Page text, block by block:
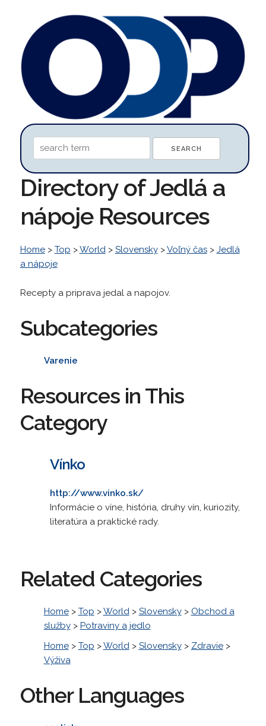
Directory of Jedlá a
nápoje Resources
Home> Top >World> Slovensky>Voľný čas> Jedlá
a nápoje
Recepty a priprava jedal a napojov.
Subcategories
Varenie
Resources in This
Category
Vínko
http://www.vinko.sk/
Informácie o víne, história, druhy vín, kuriozity,
literatúra a praktické rady.
Related Categories
Home> Top >World> Slovensky> Obchod a
služby> Potraviny a jedlo
Home> Top >World> Slovensky> Zdravie>
Výživa
Other Languages